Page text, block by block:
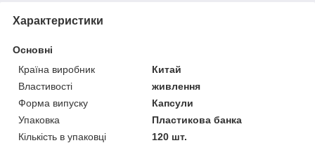
Характеристики
Основні
Країна виробник
Китай
Властивості
живлення
Форма випуску
Капсули
Упаковка
Пластикова банка
Кількість в упаковці
120 шт.